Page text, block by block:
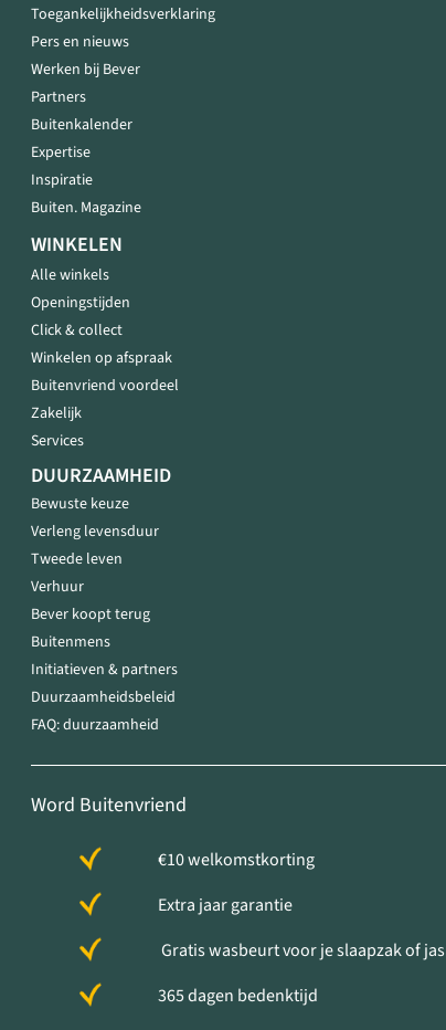
Toegankelijkheidsverklaring
Pers en nieuws
Werken bij Bever
Partners
Buitenkalender
Expertise
Inspiratie
Buiten. Magazine
WINKELEN
Alle winkels
Openingstijden
Click & collect
Winkelen op afspraak
Buitenvriend voordeel
Zakelijk
Services
DUURZAAMHEID
Bewuste keuze
Verleng levensduur
Tweede leven
Verhuur
Bever koopt terug
Buitenmens
Initiatieven & partners
Duurzaamheidsbeleid
FAQ: duurzaamheid
Word Buitenvriend
€10 welkomstkorting
Extra jaar garantie
Gratis wasbeurt voor je slaapzak of jas
365 dagen bedenktijd